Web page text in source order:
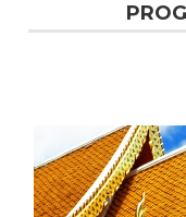
Hoteles
Mapa